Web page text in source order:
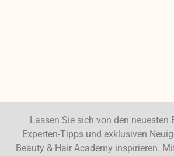
Lassen Sie sich von den neuesten
Experten-Tipps und exklusiven
Beauty & Hair Academy inspirieren.